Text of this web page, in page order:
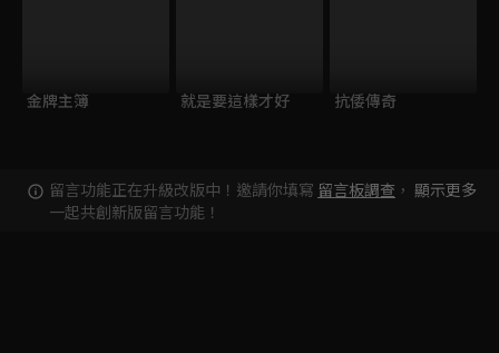
金牌主簿 就是要這樣才好 抗倭傳奇
留言功能正在升級改版中！邀請你填寫 留言板調查 ，
一起共創新版留言功能！
顯示更多